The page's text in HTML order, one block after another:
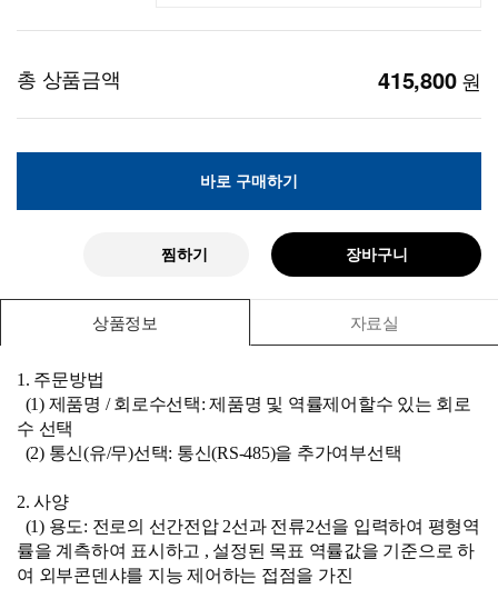
총 상품금액 415,800 원
바로 구매하기
찜하기 장바구니
상품정보 자료실
1. 주문방법
(1) 제품명 / 회로수선택: 제품명 및 역률제어할수 있는 회로
수 선택
(2) 통신(유/무)선택: 통신(RS-485)을 추가여부선택
2. 사양
(1) 용도: 전로의 선간전압 2선과 전류2선을 입력하여 평형역
률을 계측하여 표시하고 , 설정된 목표 역률값을 기준으로 하
여 외부콘덴샤를 지능 제어하는 접점을 가진